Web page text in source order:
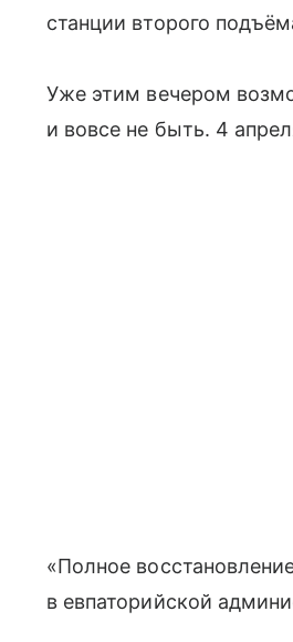
станции второго
Уже этим вечером
и вовсе не быть. 4
«Полное
в евпаторийской